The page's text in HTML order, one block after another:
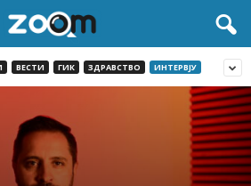
ВЕСТИ ГИК ЗДРАВСТВО ИНТЕРВЈУ